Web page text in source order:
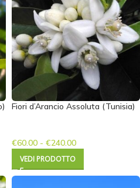
Fiori d’Arancio Assoluta (Tunisia)
€60.00 - €240.00
VEDI PRODOTTO